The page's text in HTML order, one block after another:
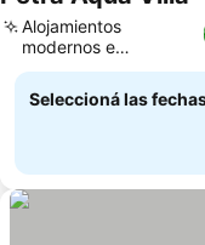
Alojamientos
modernos e
insonorizados
Seleccioná las